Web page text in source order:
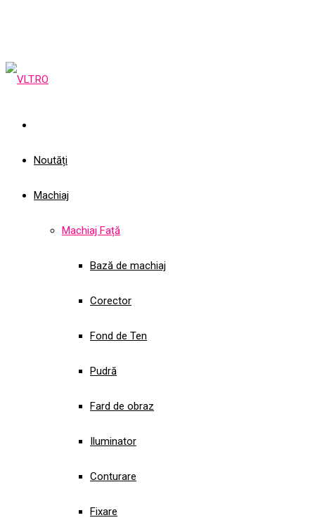
Noutăți
Machiaj
Machiaj Față
Bază de machiaj
Corector
Fond de Ten
Pudră
Fard de obraz
Iluminator
Conturare
Fixare